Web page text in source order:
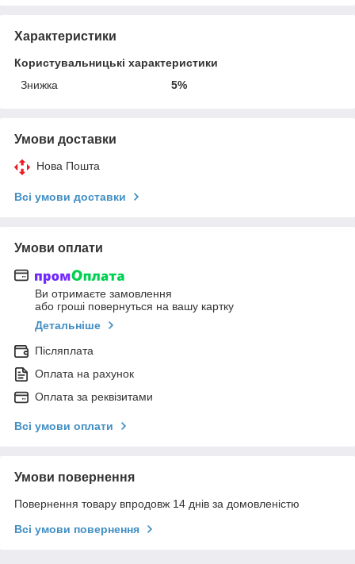
Характеристики
Користувальницькі характеристики
Знижка
5%
Умови доставки
Нова Пошта
Всі умови доставки
Умови оплати
Ви отримаєте замовлення
або гроші повернуться на вашу картку
Детальніше
Післяплата
Оплата на рахунок
Оплата за реквізитами
Всі умови оплати
Умови повернення
Повернення товару впродовж 14 днів за домовленістю
Всі умови повернення